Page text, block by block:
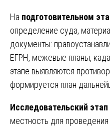
На подготовительном
определение суда,
документы:
ЕГРН, межевые планы,
этапе выявляются
формируется план
Исследовательский этап
местность для